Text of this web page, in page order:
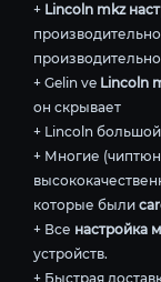
+ Lincoln mkz
+ Gelin ve Lincoln
он скрывает
+ Lincoln
+ Многие
которые были
+ Все настройка
устройств.
+ Быстрая